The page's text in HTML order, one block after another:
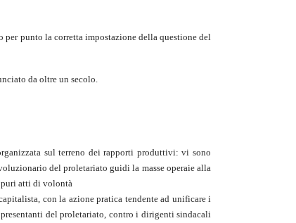
per punto la corretta impostazione della questione del
da oltre un secolo.
sul terreno dei rapporti produttivi: vi sono
del proletariato guidi la masse operaie alla
puri atti di volontà
con la azione pratica tendente ad unificare i
del proletariato, contro i dirigenti sindacali